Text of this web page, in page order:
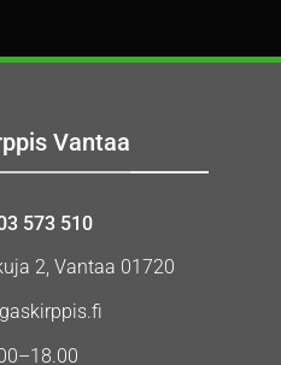
Vantaa
573 510
2, Vantaa 01720